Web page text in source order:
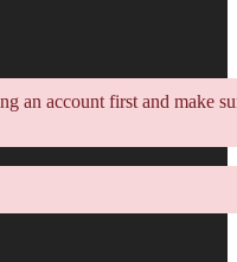
an account first and make